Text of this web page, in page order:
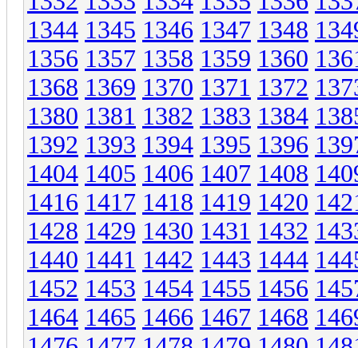
1344 1345 1346 1347 1348
1356 1357 1358 1359 1360
1368 1369 1370 1371 1372
1380 1381 1382 1383 1384
1392 1393 1394 1395 1396
1404 1405 1406 1407 1408
1416 1417 1418 1419 1420
1428 1429 1430 1431 1432
1440 1441 1442 1443 1444
1452 1453 1454 1455 1456
1464 1465 1466 1467 1468